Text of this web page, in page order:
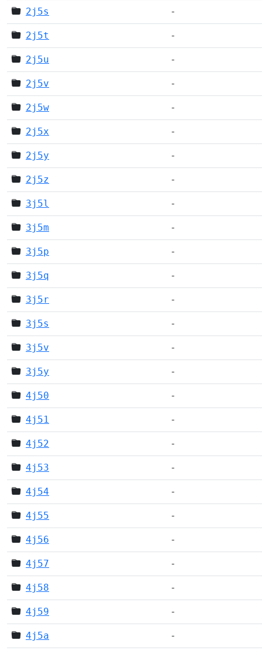
2j5s -
2j5t -
2j5u -
2j5v -
2j5w -
2j5x -
2j5y -
2j5z -
3j5l -
3j5m -
3j5p -
3j5q -
3j5r -
3j5s -
3j5v -
3j5y -
4j50 -
4j51 -
4j52 -
4j53 -
4j54 -
4j55 -
4j56 -
4j57 -
4j58 -
4j59 -
4j5a -